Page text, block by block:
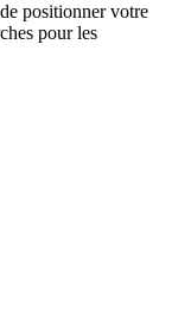
positionner votre
pour les